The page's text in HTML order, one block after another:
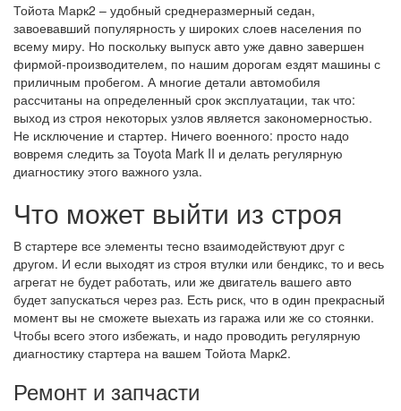
Тойота Марк2 – удобный среднеразмерный седан,
завоевавший популярность у широких слоев населения по
всему миру. Но поскольку выпуск авто уже давно завершен
фирмой-производителем, по нашим дорогам ездят машины с
приличным пробегом. А многие детали автомобиля
рассчитаны на определенный срок эксплуатации, так что:
выход из строя некоторых узлов является закономерностью.
Не исключение и стартер. Ничего военного: просто надо
вовремя следить за Toyota Mark II и делать регулярную
диагностику этого важного узла.
Что может выйти из строя
В стартере все элементы тесно взаимодействуют друг с
другом. И если выходят из строя втулки или бендикс, то и весь
агрегат не будет работать, или же двигатель вашего авто
будет запускаться через раз. Есть риск, что в один прекрасный
момент вы не сможете выехать из гаража или же со стоянки.
Чтобы всего этого избежать, и надо проводить регулярную
диагностику стартера на вашем Тойота Марк2.
Ремонт и запчасти